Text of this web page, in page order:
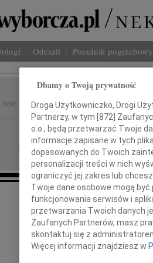
Odeszli Poradnik pogrzebowy
IMIĘ I NAZWISKO: Marcin
REGION: Gdańsk
DATA EMISJI: 13.01.2010
Żegnamy naszego
Dbamy o Twoją prywatność
Droga Użytkowniczko, Drogi
Partnerzy, w tym [ 872 ]
o.o., będą przetwarzać Twoje
informacje zapisane w tych
dopasowanych do Twoich
personalizacji treści w nich
ograniczyć jej zakres lub
Twoje dane osobowe mogą
funkcjonowania serwisów i
przetwarzania Twoich danych
Zaufanych Partnerów, masz
skontaktuj się z
Więcej informacji znajdziesz w